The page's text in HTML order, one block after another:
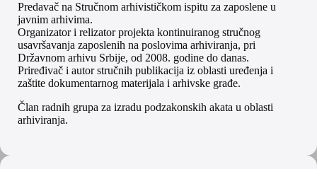
Predavač na Stručnom arhivističkom ispitu za zaposlene u
javnim arhivima.
Organizator i relizator projekta kontinuiranog stručnog
usavršavanja zaposlenih na poslovima arhiviranja, pri
Državnom arhivu Srbije, od 2008. godine do danas.
Priređivač i autor stručnih publikacija iz oblasti uređenja i
zaštite dokumentarnog materijala i arhivske građe.
Član radnih grupa za izradu podzakonskih akata u oblasti
arhiviranja.